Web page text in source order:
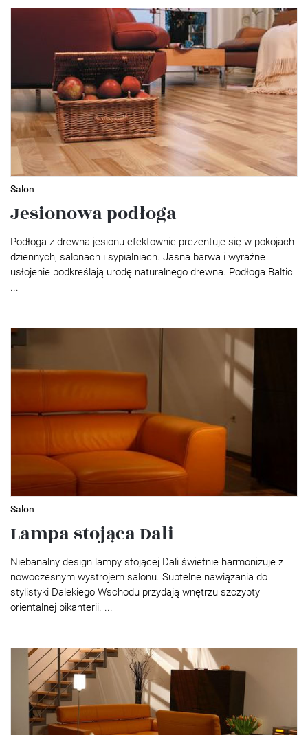
Salon
Jesionowa podłoga
Podłoga z drewna jesionu efektownie prezentuje się w pokojach
dziennych, salonach i sypialniach. Jasna barwa i wyraźne
usłojenie podkreślają urodę naturalnego drewna. Podłoga Baltic
...
Salon
Lampa stojąca Dali
Niebanalny design lampy stojącej Dali świetnie harmonizuje z
nowoczesnym wystrojem salonu. Subtelne nawiązania do
stylistyki Dalekiego Wschodu przydają wnętrzu szczypty
orientalnej pikanterii. ...